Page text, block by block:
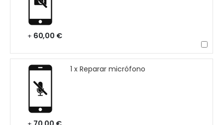
+ 60,00 €
1 x Reparar micrófono